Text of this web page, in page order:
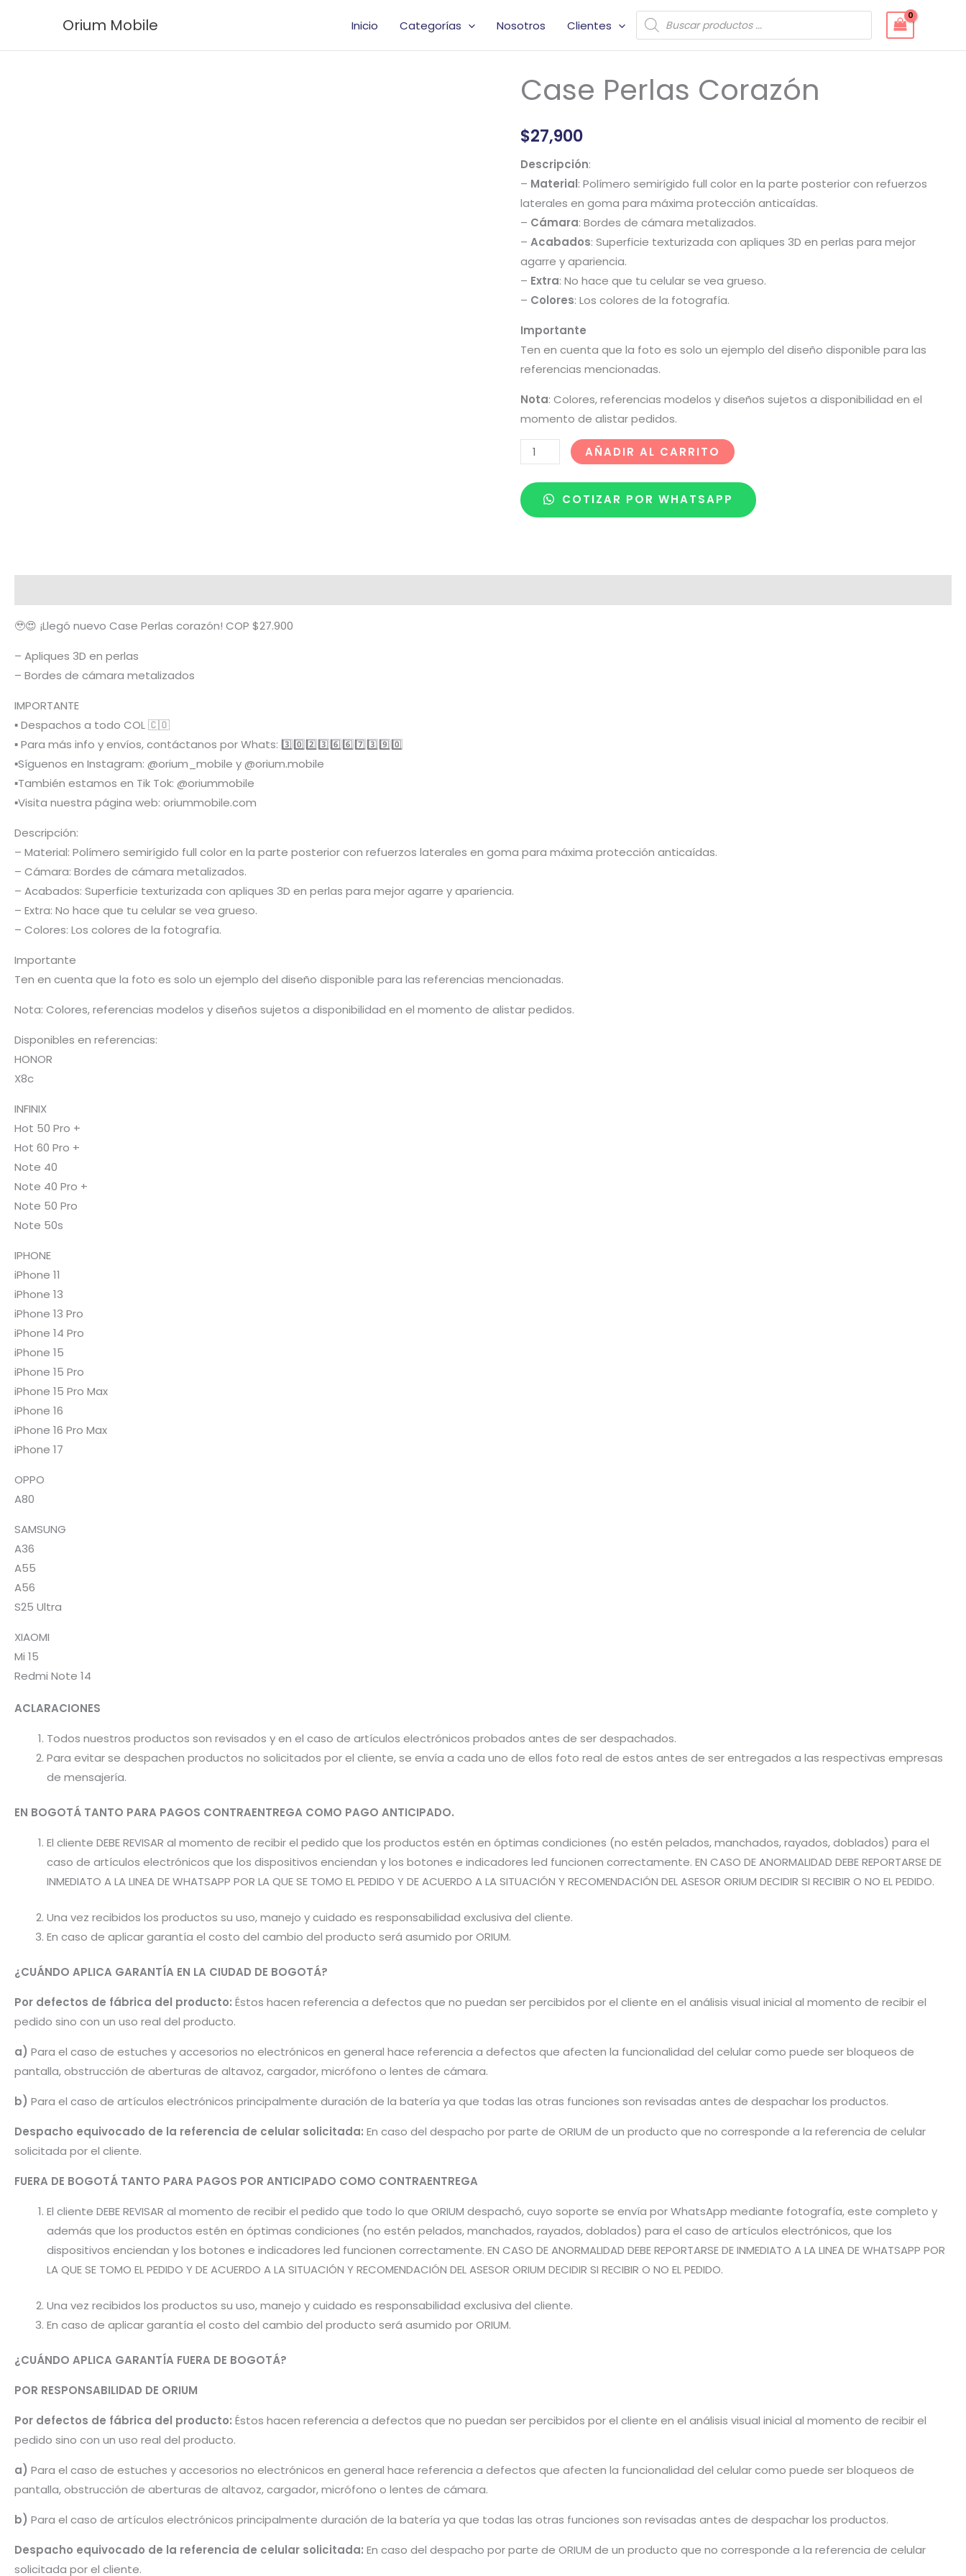
contenido
Orium Mobile Inicio Categorías Nosotros Clientes
Búsqueda
de
productos
Case Perlas Corazón
$27,900
Descripción:
– Material: Polímero semirígido full color en la parte posterior con refuerzos
laterales en goma para máxima protección anticaídas.
– Cámara: Bordes de cámara metalizados.
–Acabados: Superficie texturizada con apliques 3D en perlas para mejor
agarre y apariencia.
– Extra: No hace que tu celular se vea grueso.
– Colores: Los colores de la fotografía.
Importante
Ten en cuenta que la foto es solo un ejemplo del diseño disponible para las
referencias mencionadas.
Nota: Colores, referencias modelos y diseños sujetos a disponibilidad en el
momento de alistar pedidos.
Case
Perlas
cantidad
AÑADIR AL CARRITO
COTIZAR POR WHATSAPP
🥹😍 ¡Llegó nuevo Case Perlas corazón! COP $27.900
– Apliques 3D en perlas
– Bordes de cámara metalizados
IMPORTANTE
▪️ Despachos a todo COL 🇨🇴
▪️ Para más info y envíos, contáctanos por Whats: 3️⃣0️⃣2️⃣3️⃣6️⃣6️⃣7️⃣3️⃣9️⃣0️⃣
▪️Síguenos en Instagram: @orium_mobile y @orium.mobile
▪️También estamos en Tik Tok: @oriummobile
▪️Visita nuestra página web: oriummobile.com
Descripción:
– Material: Polímero semirígido full color en la parte posterior con refuerzos laterales en goma para máxima protección anticaídas.
– Cámara: Bordes de cámara metalizados.
– Acabados: Superficie texturizada con apliques 3D en perlas para mejor agarre y apariencia.
– Extra: No hace que tu celular se vea grueso.
– Colores: Los colores de la fotografía.
Importante
Ten en cuenta que la foto es solo un ejemplo del diseño disponible para las referencias mencionadas.
Nota: Colores, referencias modelos y diseños sujetos a disponibilidad en el momento de alistar pedidos.
Disponibles en referencias:
HONOR
X8c
INFINIX
Hot 50 Pro +
Hot 60 Pro +
Note 40
Note 40 Pro +
Note 50 Pro
Note 50s
IPHONE
iPhone 11
iPhone 13
iPhone 13 Pro
iPhone 14 Pro
iPhone 15
iPhone 15 Pro
iPhone 15 Pro Max
iPhone 16
iPhone 16 Pro Max
iPhone 17
OPPO
A80
SAMSUNG
A36
A55
A56
S25 Ultra
XIAOMI
Mi 15
Redmi Note 14
ACLARACIONES
Todos nuestros productos son revisados y en el caso de artículos electrónicos probados antes de ser despachados.
Para evitar se despachen productos no solicitados por el cliente, se envía a cada uno de ellos foto real de estos antes de ser entregados a las respectivas empresas
de mensajería.
EN BOGOTÁ TANTO PARA PAGOS CONTRAENTREGA COMO PAGO ANTICIPADO.
El cliente DEBE REVISAR al momento de recibir el pedido que los productos estén en óptimas condiciones (no estén pelados, manchados, rayados, doblados) para el
caso de artículos electrónicos que los dispositivos enciendan y los botones e indicadores led funcionen correctamente. EN CASO DE ANORMALIDAD DEBE REPORTARSE DE
INMEDIATO A LA LINEA DE WHATSAPP POR LA QUE SE TOMO EL PEDIDO Y DE ACUERDO A LA SITUACIÓN Y RECOMENDACIÓN DEL ASESOR ORIUM DECIDIR SI RECIBIR O NO EL PEDIDO.
Una vez recibidos los productos su uso, manejo y cuidado es responsabilidad exclusiva del cliente.
En caso de aplicar garantía el costo del cambio del producto será asumido por ORIUM.
¿CUÁNDO APLICA GARANTÍA EN LA CIUDAD DE BOGOTÁ?
Por defectos de fábrica del producto: Éstos hacen referencia a defectos que no puedan ser percibidos por el cliente en el análisis visual inicial al momento de recibir el
pedido sino con un uso real del producto.
a) Para el caso de estuches y accesorios no electrónicos en general hace referencia a defectos que afecten la funcionalidad del celular como puede ser bloqueos de
pantalla, obstrucción de aberturas de altavoz, cargador, micrófono o lentes de cámara.
b) Para el caso de artículos electrónicos principalmente duración de la batería ya que todas las otras funciones son revisadas antes de despachar los productos.
Despacho equivocado de la referencia de celular solicitada: En caso del despacho por parte de ORIUM de un producto que no corresponde a la referencia de celular
solicitada por el cliente.
FUERA DE BOGOTÁ TANTO PARA PAGOS POR ANTICIPADO COMO CONTRAENTREGA
El cliente DEBE REVISAR al momento de recibir el pedido que todo lo que ORIUM despachó, cuyo soporte se envía por WhatsApp mediante fotografía, este completo y
además que los productos estén en óptimas condiciones (no estén pelados, manchados, rayados, doblados) para el caso de artículos electrónicos, que los
dispositivos enciendan y los botones e indicadores led funcionen correctamente. EN CASO DE ANORMALIDAD DEBE REPORTARSE DE INMEDIATO A LA LINEA DE WHATSAPP POR
LA QUE SE TOMO EL PEDIDO Y DE ACUERDO A LA SITUACIÓN Y RECOMENDACIÓN DEL ASESOR ORIUM DECIDIR SI RECIBIR O NO EL PEDIDO.
Una vez recibidos los productos su uso, manejo y cuidado es responsabilidad exclusiva del cliente.
En caso de aplicar garantía el costo del cambio del producto será asumido por ORIUM.
¿CUÁNDO APLICA GARANTÍA FUERA DE BOGOTÁ?
POR RESPONSABILIDAD DE ORIUM
Por defectos de fábrica del producto: Éstos hacen referencia a defectos que no puedan ser percibidos por el cliente en el análisis visual inicial al momento de recibir el
pedido sino con un uso real del producto.
a) Para el caso de estuches y accesorios no electrónicos en general hace referencia a defectos que afecten la funcionalidad del celular como puede ser bloqueos de
pantalla, obstrucción de aberturas de altavoz, cargador, micrófono o lentes de cámara.
b) Para el caso de artículos electrónicos principalmente duración de la batería ya que todas las otras funciones son revisadas antes de despachar los productos.
Despacho equivocado de la referencia de celular solicitada: En caso del despacho por parte de ORIUM de un producto que no corresponde a la referencia de celular
solicitada por el cliente.